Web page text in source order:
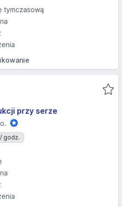
tymczasową
przy serze
godz.